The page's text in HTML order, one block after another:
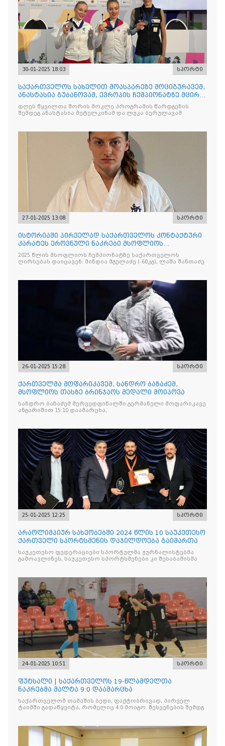
30-01-2025 18:03 სპორტი
საქართველოს სახელით მოასპარეზე მოციგურავემ,
ანასტასია გუბანოვამ, ევროპის ჩემპიონატზე მცირე
ოქროს მედალი მოიპოვა
დღეს წყვილთა შორის მოკლე პროგრამის წარდგენის
შემდეგ ანასტასია მეტელკინამ და ლუკა ბერულავამ
27-01-2025 13:08 სპორტი
ისტორიაში პირველად საქართველოს კონტაქტური
კარატეს ეროვნული ნაკრები მსოფლიოს
ჩემპიონატზე ცხრა სპორტსმენით იასპარეზებს
2025 წლის მსოფლიოს ჩემპიონატზე საქართველოს
ღირსებას დაიცავენ: მინდია მგელაძე (-60კგ), ⁠ლაშა შანთაძე
26-01-2025 15:28 სპორტი
ქართველმა მოფარიკავემ, სანდრო ბაზაძემ,
მსოფლიოს თასზე ბრინჯაოს მედალი მოიპოვა
სანდრო ბაზაძემ მერვედფინალში გერმანელი მოფარიკავე
ანგარიშით 15:10 დაამარცხა,
25-01-2025 12:25 სპორტი
არაოლიმპიურ სახეობებში 2024 წლის 10 საუკეთესო
ქართველი სპორტსმენის დაჯილდოება გაიმართა
საუკეთესო ფედერაციები სპორტულმა ჟურნალისტებმა
გამოავლინეს, საუკეთესო სპორტსმენები კი შესაბამისმა
24-01-2025 10:51 სპორტი
ფუტსალი | საქართველოს 19-წლამდელთა
ნაკრებმა მალტა 9:0 დაამარცხა
საქართველომ თამაშის ბედი, ფაქტობრივად, პირველ
ტაიმში გადაწყვიტა, რომელიც 4:0 მოიგო. შესვენების შემდგ